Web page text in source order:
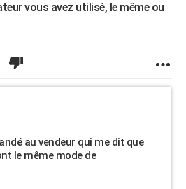
vous avez utilisé, le même ou
au vendeur qui me dit que
le même mode de